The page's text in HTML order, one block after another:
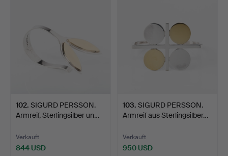
102. SIGURD PERSSON.
Armreif, Sterlingsilber un…
Verkauft
844 USD
103. SIGURD PERSSON.
Armreif aus Sterlingsilber…
Verkauft
950 USD